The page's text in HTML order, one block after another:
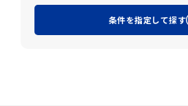
条件を指定して探す